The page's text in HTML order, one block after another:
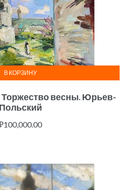
весны. Юрьев-
Польский
100,000.00
В КОРЗИНУ